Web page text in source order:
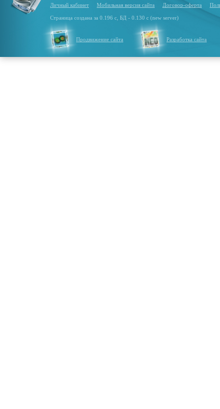
Личный кабинет Мобильная версия сайта Договор-оферта
Страница создана за 0.196 с, БД - 0.130 с (new server)
Продвижение сайта Разработка сайта